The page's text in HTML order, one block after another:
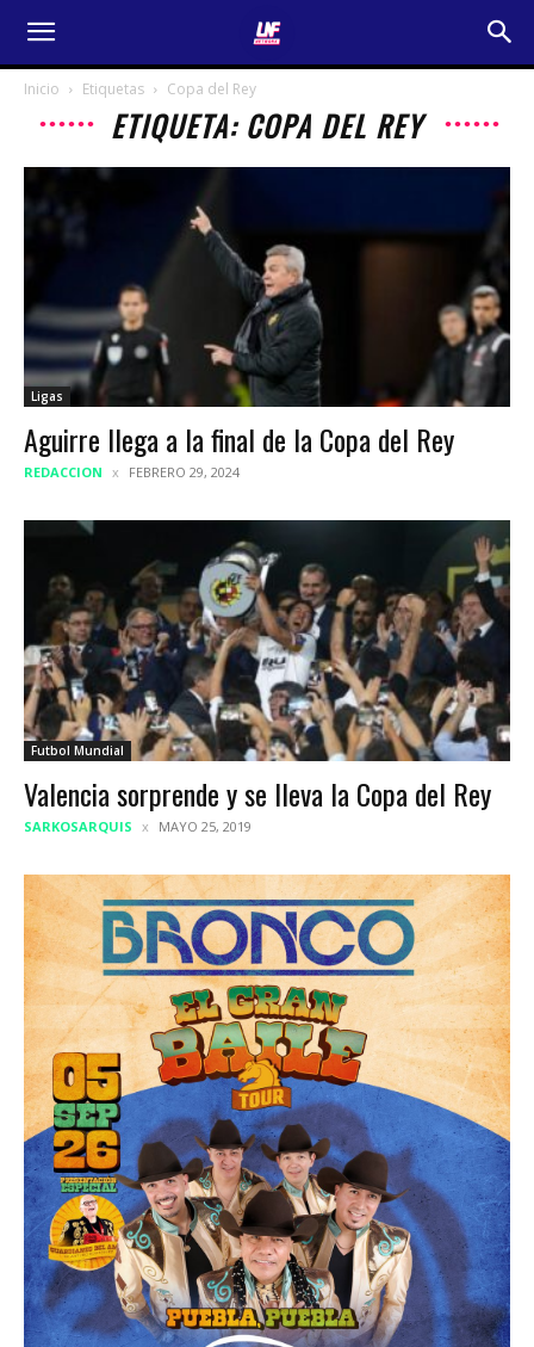
Inicio Etiquetas Copa del Rey
ETIQUETA: COPA DEL REY
Ligas
Aguirre llega a la final de la Copa del Rey
REDACCION FEBRERO 29, 2024
Futbol Mundial
Valencia sorprende y se lleva la Copa del Rey
SARKOSARQUIS MAYO 25, 2019